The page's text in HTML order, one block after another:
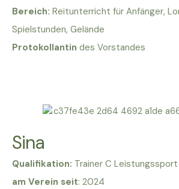
Bereich: Reitunterricht für Anfänger,
Spielstunden, Gelände
Protokollantin des Vorstandes
Sina
Qualifikation: Trainer C
am Verein seit: 2024